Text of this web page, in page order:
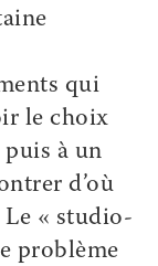
qui
le choix
à un
d’où
« studio-
problème